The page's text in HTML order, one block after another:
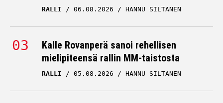
RALLI 06.08.2026 HANNU SILTANEN
Kalle Rovanperä sanoi rehellisen
mielipiteensä rallin MM-taistosta
RALLI 05.08.2026 HANNU SILTANEN